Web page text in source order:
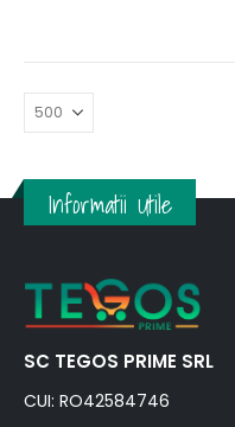
Informatii Utile
SC TEGOS PRIME SRL
CUI: RO42584746